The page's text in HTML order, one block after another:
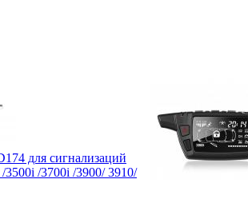
для сигнализаций
3500i /3700i /3900/ 3910/